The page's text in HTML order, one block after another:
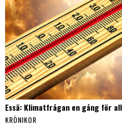
Essä: Klimatfrågan en gång för
KRÖNIKOR